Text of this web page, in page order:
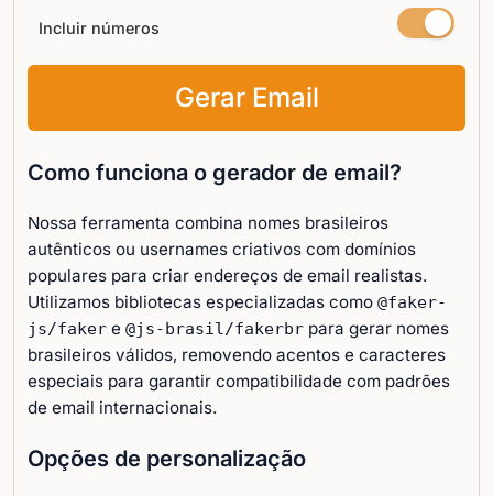
Incluir números
Gerar Email
Como funciona o gerador de email?
Nossa ferramenta combina nomes brasileiros
autênticos ou usernames criativos com domínios
populares para criar endereços de email realistas.
Utilizamos bibliotecas especializadas como @faker-
js/faker e @js-brasil/fakerbr para gerar nomes
brasileiros válidos, removendo acentos e caracteres
especiais para garantir compatibilidade com padrões
de email internacionais.
Opções de personalização